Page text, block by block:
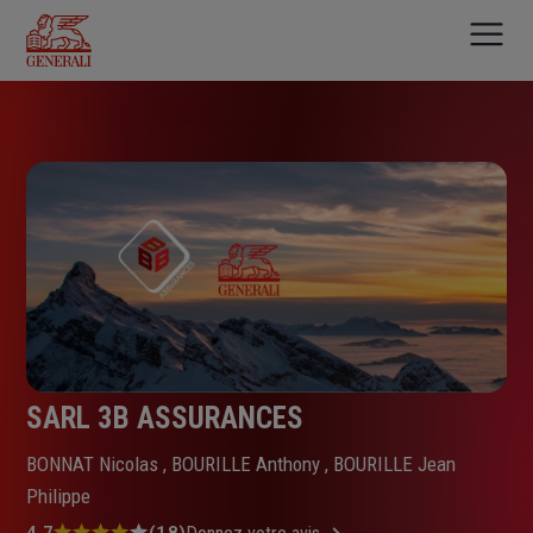
contenu
principal
SARL 3B ASSURANCES
BONNAT Nicolas , BOURILLE Anthony , BOURILLE Jean
Philippe